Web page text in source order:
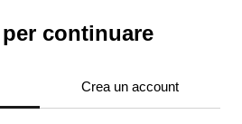
continuare
Crea un account